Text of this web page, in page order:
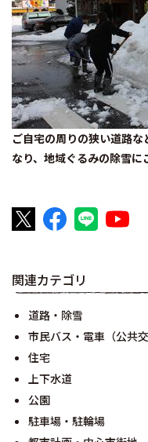
ご自宅の周りの狭い道路
なり、地域ぐるみの除雪に
関連カテゴリ
道路・除雪
市民バス・電車（公共交
住宅
上下水道
公園
駐車場・駐輪場